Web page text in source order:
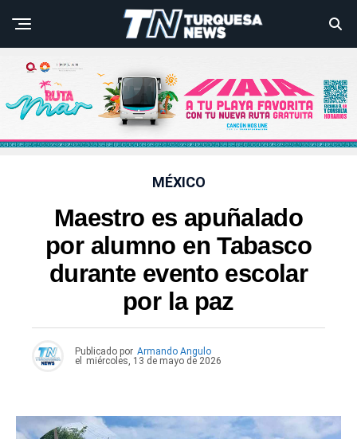
MÉXICO
Maestro es apuñalado
por alumno en Tabasco
durante evento escolar
por la paz
Publicado por Armando Angulo
el
miércoles, 13 de mayo de 2026